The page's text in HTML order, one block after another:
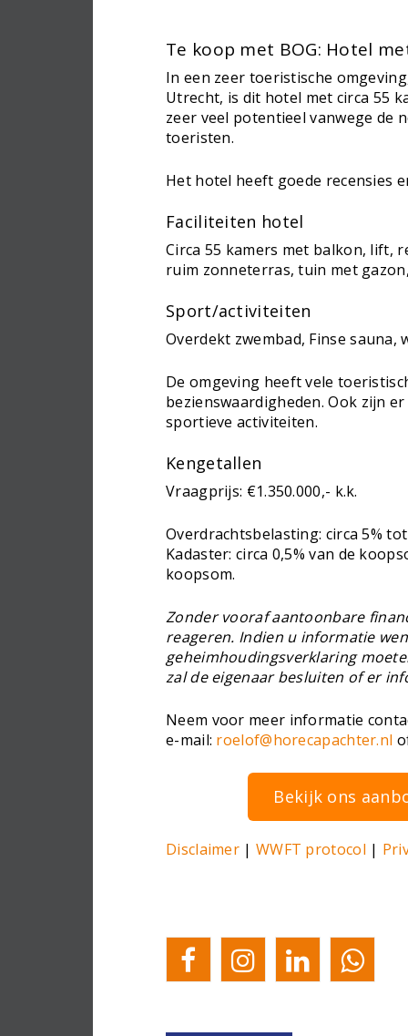
Te koop met BOG: Hotel
In een zeer toeristische
Utrecht, is dit hotel met circa 55
zeer veel potentieel vanwege de
toeristen.
Het hotel heeft goede recensies
Faciliteiten hotel
Circa 55 kamers met balkon, lift,
ruim zonneterras, tuin met
Sport/activiteiten
Overdekt zwembad, Finse
De omgeving heeft vele
bezienswaardigheden. Ook zijn
sportieve activiteiten.
Kengetallen
Vraagprijs: €1.350.000,- k.k.
Overdrachtsbelasting: circa 5%
Kadaster: circa 0,5% van de
koopsom.
Zonder vooraf aantoonbare
reageren. Indien u informatie
geheimhoudingsverklaring
zal de eigenaar besluiten of er
Neem voor meer informatie
e-mail: roelof@horecapachter.nl
Bekijk ons
Disclaimer | WWFT protocol |